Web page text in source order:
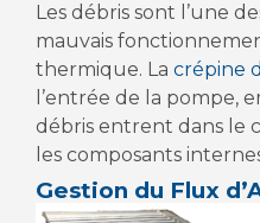
Les débris sont l’une
mauvais
thermique. La crépine
l’entrée de la pompe,
débris entrent dans le
les composants
Gestion du Flux